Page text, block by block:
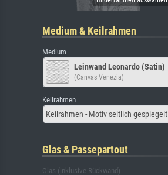
Medium & Keilrahmen
Medium
Leinwand Leonardo (Satin)
(Canvas Venezia)
Keilrahmen
Keilrahmen - Motiv seitlich gespiegelt
Glas & Passepartout
Glas (inklusive Rückwand)